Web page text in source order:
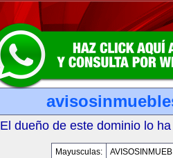
El dueño de este dominio lo
Mayusculas: